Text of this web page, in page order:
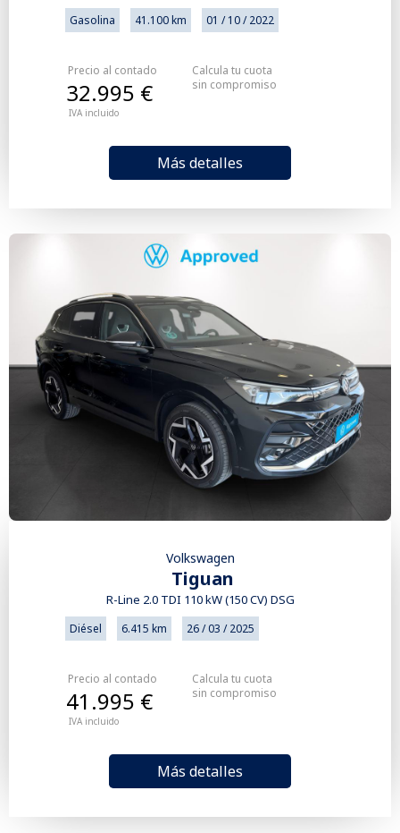
Gasolina 41.100 km 01 / 10 / 2022
Precio al contado
IVA incluido
32.995 €
Más detalles
Calcula tu cuota
sin compromiso
Volkswagen
Tiguan
R-Line 2.0 TDI 110 kW (150 CV) DSG
Diésel 6.415 km 26 / 03 / 2025
Precio al contado
IVA incluido
41.995 €
Más detalles
Calcula tu cuota
sin compromiso